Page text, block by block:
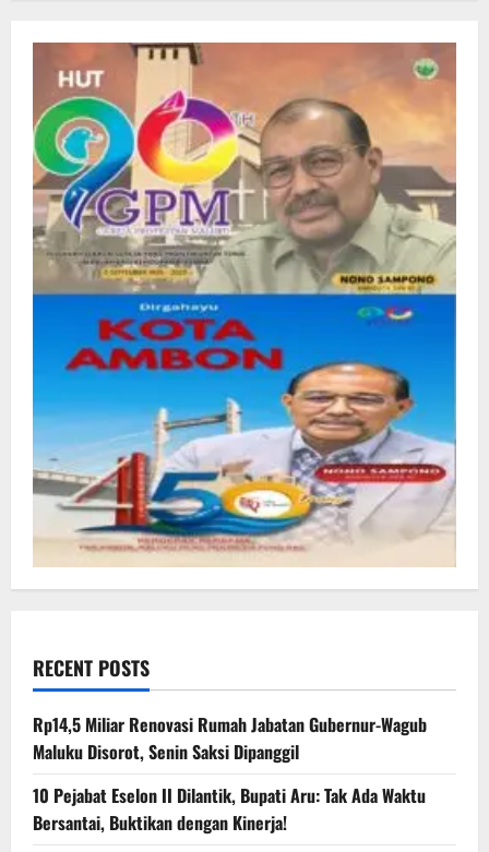
RECENT POSTS
Rp14,5 Miliar Renovasi Rumah Jabatan Gubernur-Wagub
Maluku Disorot, Senin Saksi Dipanggil
10 Pejabat Eselon II Dilantik, Bupati Aru: Tak Ada Waktu
Bersantai, Buktikan dengan Kinerja!